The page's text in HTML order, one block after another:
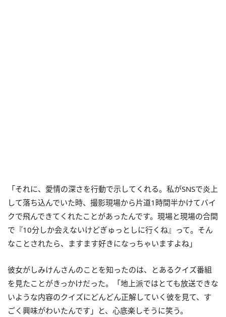
「それに、愛情の深さを行動で示してくれる。私がSNSで炎上
して落ち込んでいた時、撮影現場から片道1時間半かけてバイ
クで飛んできてくれたことがあったんです。現場と現場の合間
で『10分しか会えないけどぎゅっとしに行くね』って。そん
なことされたら、ますます好きになっちゃいますよね」
彼女がしみけんさんのことを知ったのは、とあるクイズ番組
を見たことがきっかけだった。「地上派ではとても放送できな
いような内容のクイズにどんどん正解していく彼を見て、す
ごく興味がわいたんです」と、心底楽しそうに笑う。